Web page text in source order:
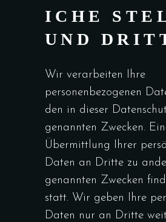
ICHE
UND
Wir verarbeiten Ihre
personenbezogenen
den in dieser
genannten Zwecken.
Übermittlung Ihrer
Daten an Dritte zu
genannten Zwecken
statt. Wir geben Ihre
Daten nur an Dritte